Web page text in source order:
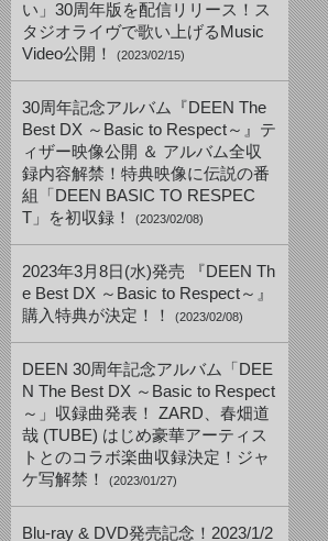
い」30周年版を配信リリース！ス
タジオライヴで歌い上げるMusic
Video公開！
(2023/02/15)
30周年記念アルバム『DEEN The
Best DX ～Basic to Respect～』テ
ィザー映像公開 ＆ アルバム全収
録内容解禁！特典映像に伝説の番
組「DEEN BASIC TO RESPEC
T」を初収録！
(2023/02/08)
2023年3月8日(水)発売 『DEEN Th
e Best DX ～Basic to Respect～』
購入特典が決定！！
(2023/02/08)
DEEN 30周年記念アルバム「DEE
N The Best DX ～Basic to Respect
～」収録曲発表！ ZARD、春畑道
哉 (TUBE) はじめ豪華アーティス
トとのコラボ楽曲収録決定！ジャ
ケ写解禁！
(2023/01/27)
Blu-ray & DVD発売記念！2023/1/2